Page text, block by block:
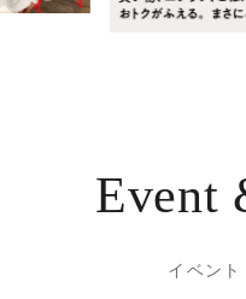
Event
イベン